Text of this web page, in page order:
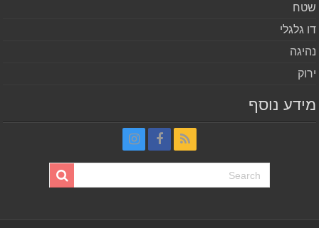
גלגלי
נוסף